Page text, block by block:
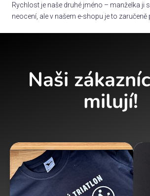
Rychlost je naše druhé jméno – manželka ji
neocení, ale v našem e-shopu je to zaručeně
Naši
milují!